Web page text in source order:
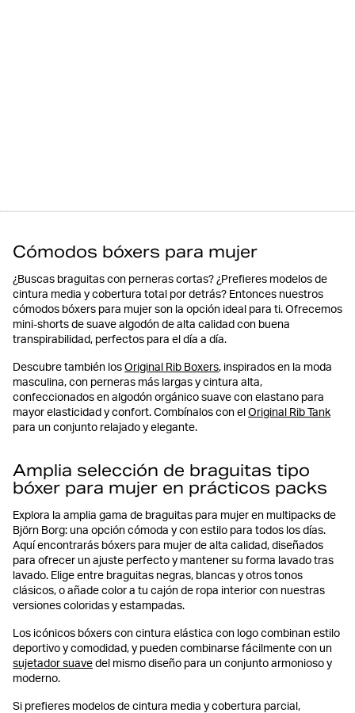
Cómodos bóxers para mujer
¿Buscas braguitas con perneras cortas? ¿Prefieres modelos de
cintura media y cobertura total por detrás? Entonces nuestros
cómodos bóxers para mujer son la opción ideal para ti. Ofrecemos
mini-shorts de suave algodón de alta calidad con buena
transpirabilidad, perfectos para el día a día.
Descubre también los Original Rib Boxers, inspirados en la moda
masculina, con perneras más largas y cintura alta,
confeccionados en algodón orgánico suave con elastano para
mayor elasticidad y confort. Combínalos con el Original Rib Tank
para un conjunto relajado y elegante.
Amplia selección de braguitas tipo
bóxer para mujer en prácticos packs
Explora la amplia gama de braguitas para mujer en multipacks de
Björn Borg: una opción cómoda y con estilo para todos los días.
Aquí encontrarás bóxers para mujer de alta calidad, diseñados
para ofrecer un ajuste perfecto y mantener su forma lavado tras
lavado. Elige entre braguitas negras, blancas y otros tonos
clásicos, o añade color a tu cajón de ropa interior con nuestras
versiones coloridas y estampadas.
Los icónicos bóxers con cintura elástica con logo combinan estilo
deportivo y comodidad, y pueden combinarse fácilmente con un
sujetador suave del mismo diseño para un conjunto armonioso y
moderno.
Si prefieres modelos de cintura media y cobertura parcial,